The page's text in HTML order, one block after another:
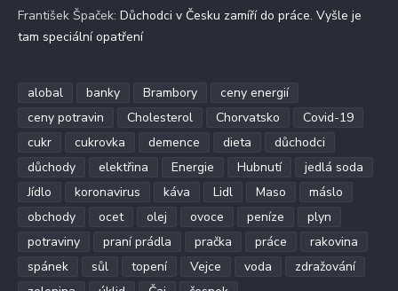
František Špaček: Důchodci v Česku zamíří do práce. Vyšle je
tam speciální opatření
alobal banky Brambory
ceny energií
ceny potravin
Cholesterol Chorvatsko
Covid-19
cukr
cukrovka demence dieta
důchodci
důchody
elektřina Energie Hubnutí
jedlá soda
Jídlo
koronavirus káva Lidl Maso
máslo
obchody
ocet olej ovoce peníze
plyn
potraviny
praní prádla pračka práce
rakovina
spánek
sůl topení Vejce voda
zdražování